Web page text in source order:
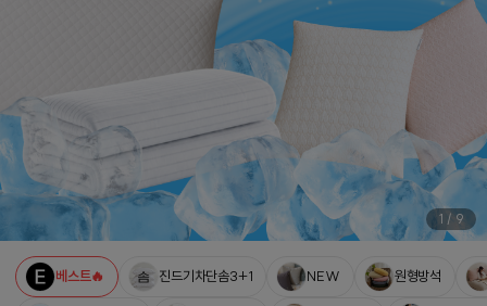
1 / 9
베스트🔥 진드기차단솜3+1 NEW 원형방석